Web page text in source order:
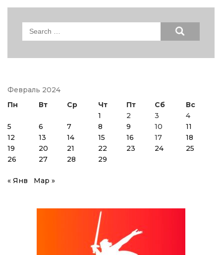
Search
Февраль 2024
Пн
Вт Ср Чт Пт Сб
Вс
1
2 3
4
5
6 7 8 9 10
11
12
13 14 15 16 17
18
19
20 21 22 23 24
25
26
27 28 29
« Янв Мар »